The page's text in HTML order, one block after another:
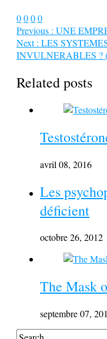
0000
Previous : UNE
Next : LES
INVULNERABLES ?
Related posts
avril 08, 2016
Les
déficient
octobre 26, 2012
The Mask
septembre 07,